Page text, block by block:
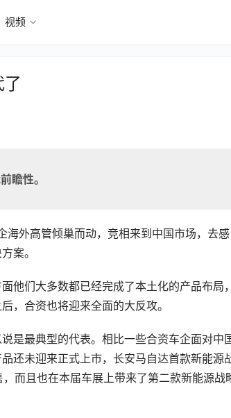
视频
瞻性。
外高管倾巢而动，竞相来到中国市场，去感
案。
他们大多数都已经完成了本土化的产品布局
，合资也将迎来全面的大反攻。
是最典型的代表。相比一些合资车企面对中
还未迎来正式上市，长安马自达首款新能源
而且也在本届车展上带来了第二款新能源战